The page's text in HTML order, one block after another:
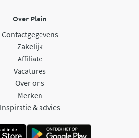
Over Plein
Contactgegevens
Zakelijk
Affiliate
Vacatures
Over ons
Merken
Inspiratie & advies